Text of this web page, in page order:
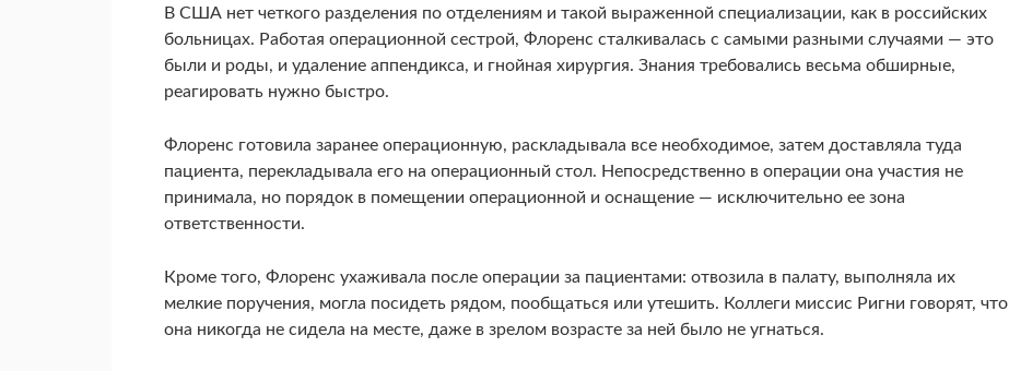
В США нет четкого разделения по отделениям и такой выраженной специализации, как в российских
больницах. Работая операционной сестрой, Флоренс сталкивалась с самыми разными случаями — это
были и роды, и удаление аппендикса, и гнойная хирургия. Знания требовались весьма обширные,
реагировать нужно быстро.
Флоренс готовила заранее операционную, раскладывала все необходимое, затем доставляла туда
пациента, перекладывала его на операционный стол. Непосредственно в операции она участия не
принимала, но порядок в помещении операционной и оснащение — исключительно ее зона
ответственности.
Кроме того, Флоренс ухаживала после операции за пациентами: отвозила в палату, выполняла их
мелкие поручения, могла посидеть рядом, пообщаться или утешить. Коллеги миссис Ригни говорят, что
она никогда не сидела на месте, даже в зрелом возрасте за ней было не угнаться.